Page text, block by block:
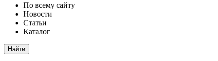
По всему сайту
Новости
Статьи
Каталог
Найти